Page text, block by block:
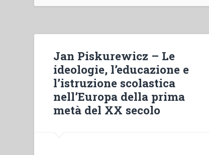
della
Casa-
Madre
–
Avvertenze
–
Strenna
Jan Piskurewicz – Le
ideologie, l’educazione e
l’istruzione scolastica
nell’Europa della prima
metà del XX secolo